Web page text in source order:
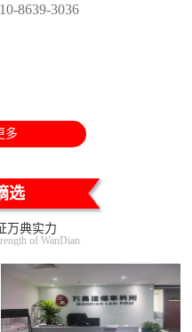
8639-3036
多
选
万典实力
of WanDian